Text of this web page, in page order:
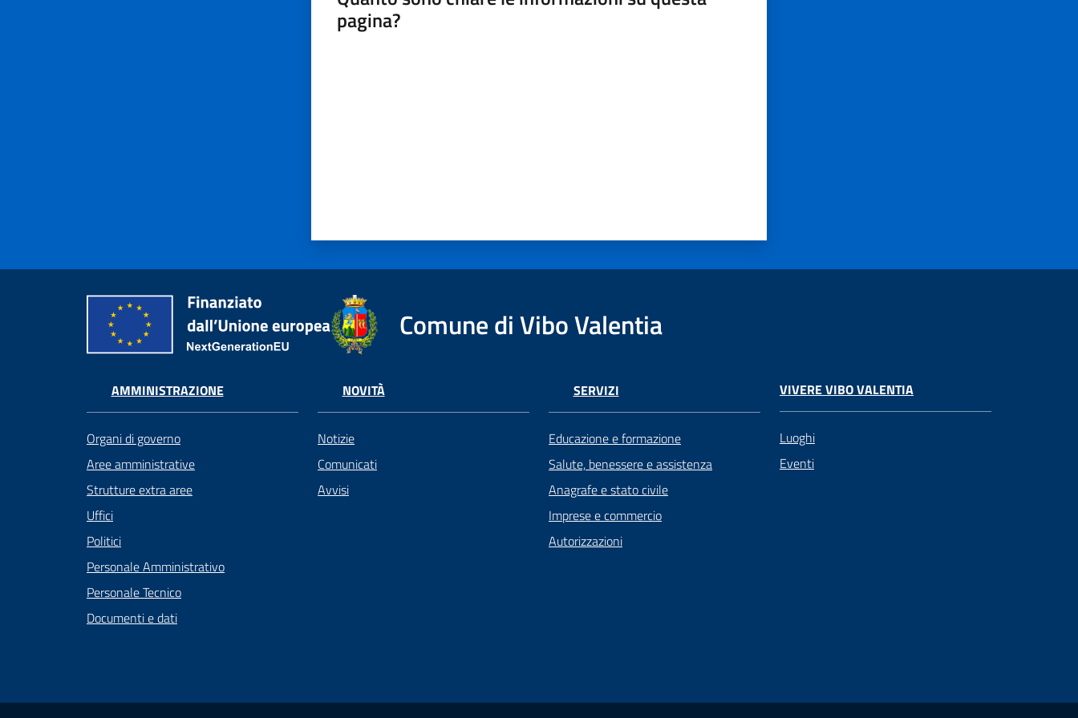
pagina?
Comune di Vibo Valentia
AMMINISTRAZIONE
Organi di governo
Aree amministrative
Strutture extra aree
Uffici
Politici
Personale Amministrativo
Personale Tecnico
Documenti e dati
NOVITÀ
Notizie
Comunicati
Avvisi
SERVIZI
Educazione e formazione
Salute, benessere e assistenza
Anagrafe e stato civile
Imprese e commercio
Autorizzazioni
VIVERE VIBO VALENTIA
Luoghi
Eventi